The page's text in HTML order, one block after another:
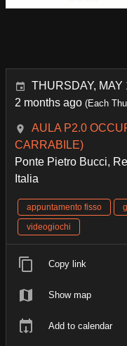
THURSDAY, MAY
2 months ago (Each
AULA P2.0
CARRABILE)
Ponte Pietro Bucci,
Italia
appuntamento fisso
videogiochi
Copy link
Show map
Add to calendar